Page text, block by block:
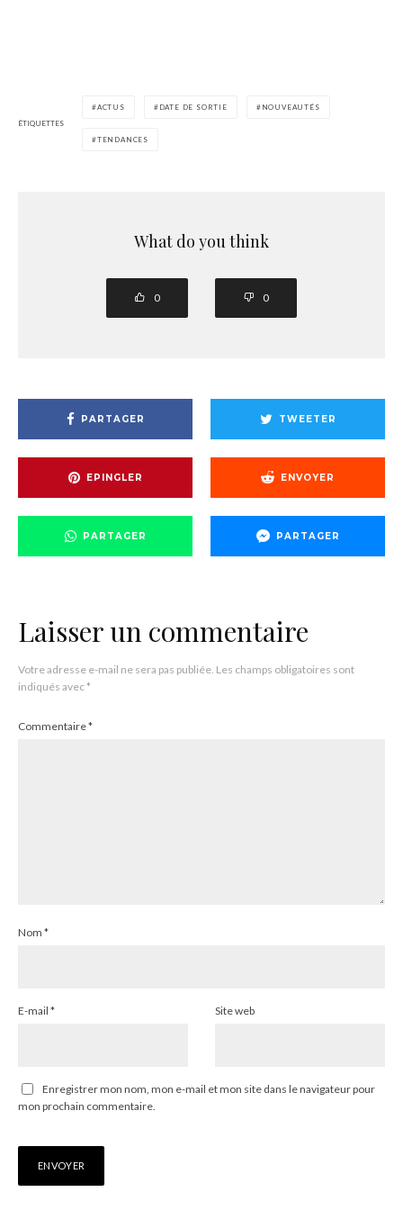
ÉTIQUETTES
ACTUS DATE DE SORTIE NOUVEAUTÉS
TENDANCES
What do you think
0 0
PARTAGER TWEETER
EPINGLER ENVOYER
PARTAGER PARTAGER
Laisser un commentaire
Votre adresse e-mail ne sera pas publiée. Les champs obligatoires sont
indiqués avec*
Commentaire*
Nom *
E-mail * Site web
Enregistrer mon nom, mon e-mail et mon site dans le navigateur pour
mon prochain commentaire.